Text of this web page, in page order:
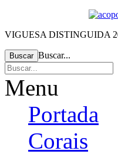
VIGUESA DISTINGUIDA
Buscar Buscar...
Menu
Portada
Corais